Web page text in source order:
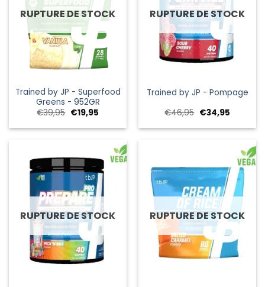
RUPTURE DE STOCK
Trained by JP - Superfood
Greens - 952GR
€39,95 Le
initial
€19,95Le
actuel
€19,95.
RUPTURE DE STOCK
Trained by JP - Pompage
€46,95 Le
initial
€34,95Le
actuel
€34,95.
RUPTURE DE STOCK RUPTURE DE STOCK